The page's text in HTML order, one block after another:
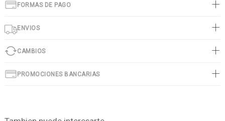
FORMAS DE PAGO
ENVIOS
CAMBIOS
PROMOCIONES BANCARIAS